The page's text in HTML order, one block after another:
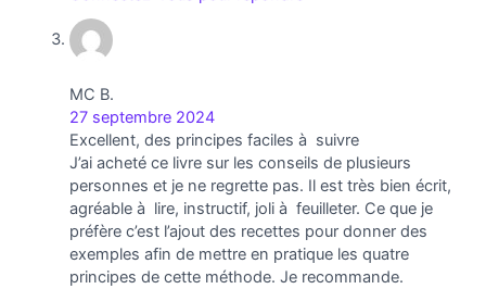
MC B.
27 septembre 2024
Excellent, des principes faciles à suivre
J’ai acheté ce livre sur les conseils de plusieurs
personnes et je ne regrette pas. Il est très bien écrit,
agréable à lire, instructif, joli à feuilleter. Ce que je
préfère c’est l’ajout des recettes pour donner des
exemples afin de mettre en pratique les quatre
principes de cette méthode. Je recommande.